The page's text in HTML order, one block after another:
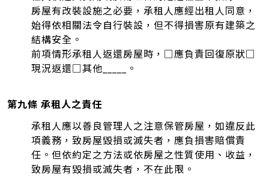
房屋有改裝設施之必要，承租人應經出租人同意，
始得依相關法令自行裝設，但不得損害原有建築之
結構安全。
前項情形承租人返還房屋時，□應負責回復原狀□
現況返還□其他_____。
第九條 承租人之責任
承租人應以善良管理人之注意保管房屋，如違反此
項義務，致房屋毀損或滅失者，應負損害賠償責
任。但依約定之方法或依房屋之性質使用、收益，
致房屋有毀損或滅失者，不在此限。